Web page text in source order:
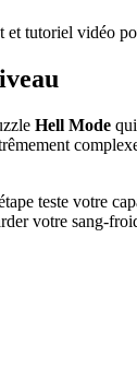
et tutoriel vidéo
Hell Mode qui
teste votre
votre sang-